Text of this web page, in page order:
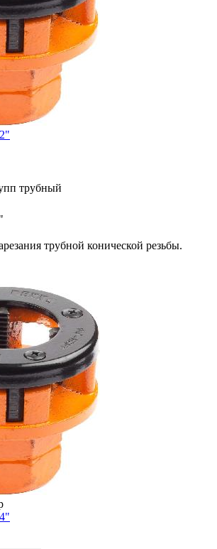
трубный
трубной конической резьбы.